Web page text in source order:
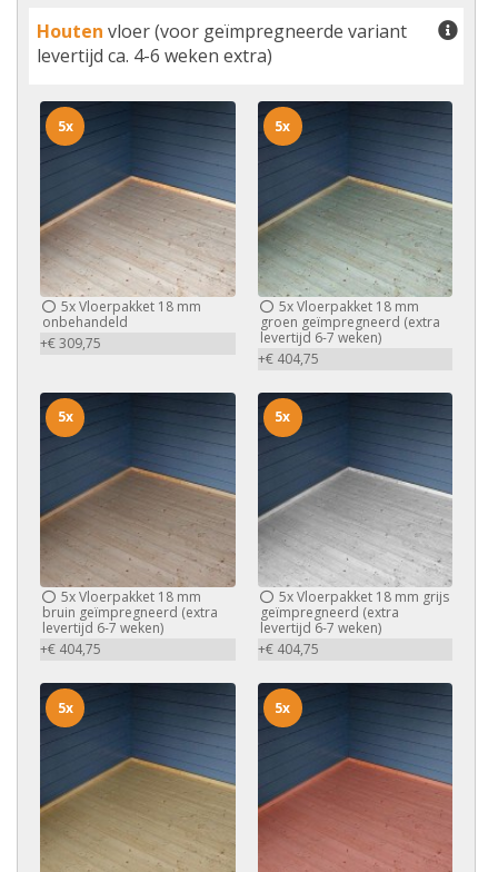
Houten vloer (voor geïmpregneerde variant
levertijd ca. 4-6 weken extra)
5xVloerpakket 18 mm
onbehandeld
+€ 309,75
5x
5xVloerpakket 18 mm
groen geïmpregneerd (extra
levertijd 6-7 weken)
+€ 404,75
5x
5xVloerpakket 18 mm
bruin geïmpregneerd (extra
levertijd 6-7 weken)
+€ 404,75
5x
5xVloerpakket 18 mm grijs
geïmpregneerd (extra
levertijd 6-7 weken)
+€ 404,75
5x
5x 5x